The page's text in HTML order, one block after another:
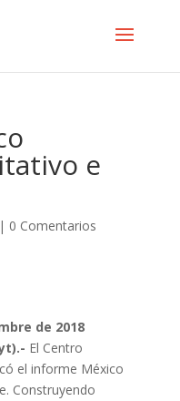
e
0 Comentarios
de 2018
El Centro
el informe México
Construyendo